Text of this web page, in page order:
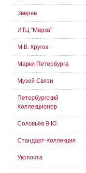
Зверев
ИТЦ "Марка"
М.В. Кругов
Марки Петербурга
Музей Связи
Петербургский
Коллекционер
Соловьёв В.Ю.
Стандарт-Коллекция
Укрпочта